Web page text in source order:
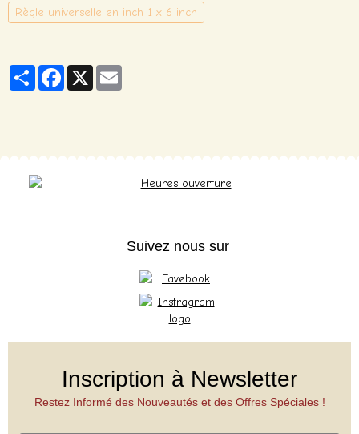
Règle universelle en inch 1 x 6 inch
PartagerFacebook
X
Suivez nous sur
Inscription à Newsletter
Restez Informé des Nouveautés et des Offres Spéciales !